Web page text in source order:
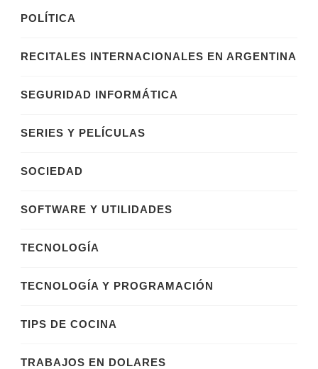
POLÍTICA
RECITALES INTERNACIONALES EN ARGENTINA
SEGURIDAD INFORMÁTICA
SERIES Y PELÍCULAS
SOCIEDAD
SOFTWARE Y UTILIDADES
TECNOLOGÍA
TECNOLOGÍA Y PROGRAMACIÓN
TIPS DE COCINA
TRABAJOS EN DOLARES